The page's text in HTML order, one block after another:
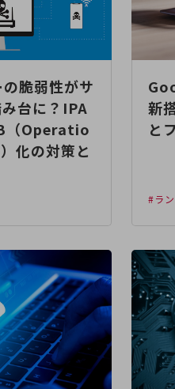
紹介
脆弱性がサ
台に？IPA
（Operatio
化の対策と
新
と
#ラ